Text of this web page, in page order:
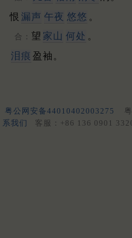
恨 漏声 午夜 悠悠 。
合： 望 家山 何处 。
泪痕 盈袖。
粤公网安备44010402003275
系我们
客服：+86 136 0901